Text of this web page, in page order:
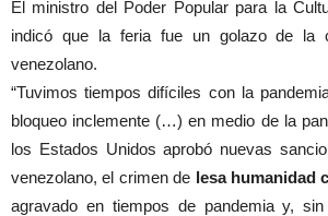
El ministro del Poder Popular para la
indicó que la feria fue un golazo de la
venezolano.
“Tuvimos tiempos difíciles con la
bloqueo inclemente (…) en medio de la
los Estados Unidos aprobó nuevas
venezolano, el crimen de lesa humanidad
agravado en tiempos de pandemia y,